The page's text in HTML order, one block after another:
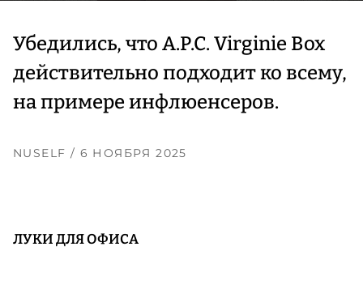
Убедились, что A.P.C. Virginie Box
действительно подходит ко всему,
на примере инфлюенсеров.
NUSELF / 6 НОЯБРЯ 2025
ЛУКИ ДЛЯ ОФИСА